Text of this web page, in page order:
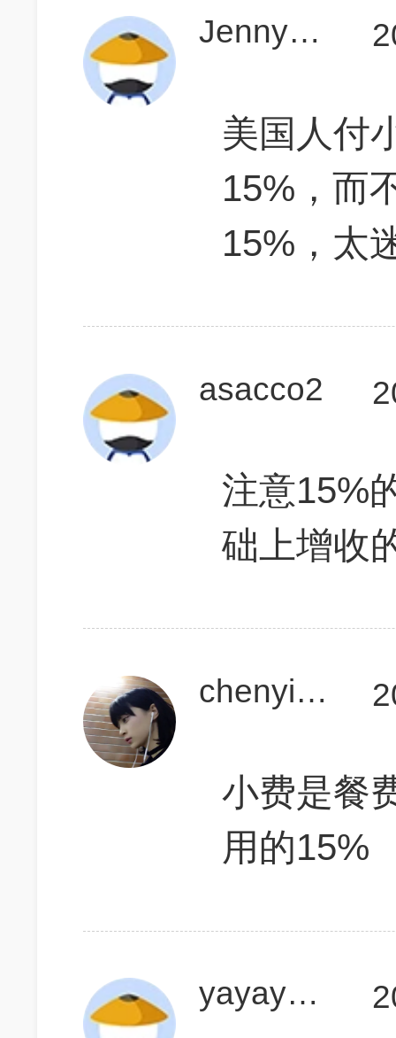
JennyFeng1987
美国人付
15%，而
15%，太
asacco2
注意15%
础上增收
chenyingling1
小费是餐
用的15%
yayayaojiayou